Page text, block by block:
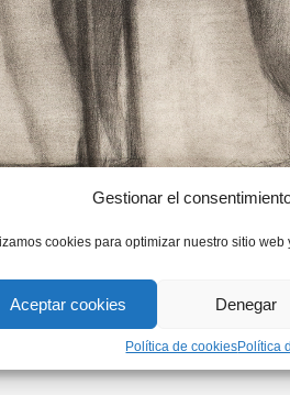
Gestionar el
cookies para optimizar nuestro sitio web
Aceptar cookies Denegar
Política de cookiesPolítica